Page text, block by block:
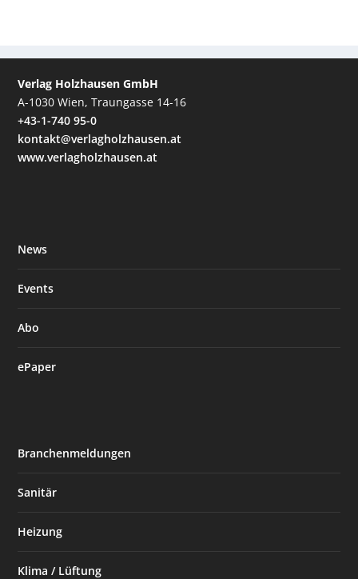
Verlag Holzhausen GmbH
A-1030 Wien, Traungasse 14-16
+43-1-740 95-0
kontakt@verlagholzhausen.at
www.verlagholzhausen.at
News
Events
Abo
ePaper
Branchenmeldungen
Sanitär
Heizung
Klima / Lüftung